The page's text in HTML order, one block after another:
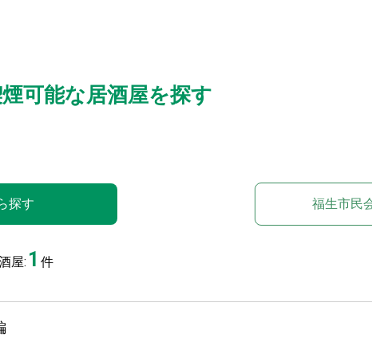
可能な居酒屋を探す
探す 福生市民
屋: 1 件